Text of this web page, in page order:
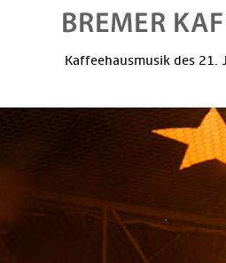
Kaffeehausmusik des 21.